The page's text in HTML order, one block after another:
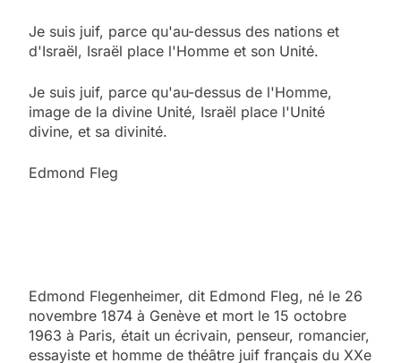
Je suis juif, parce qu'au-dessus des nations et
d'Israël, Israël place l'Homme et son Unité.
Je suis juif, parce qu'au-dessus de l'Homme,
image de la divine Unité, Israël place l'Unité
divine, et sa divinité.
Edmond Fleg
Edmond Flegenheimer, dit Edmond Fleg, né le 26
novembre 1874 à Genève et mort le 15 octobre
1963 à Paris, était un écrivain, penseur, romancier,
essayiste et homme de théâtre juif français du XXe